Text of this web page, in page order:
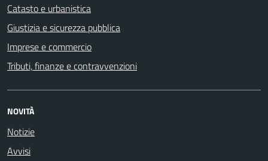
Catasto e urbanistica
Giustizia e sicurezza pubblica
Imprese e commercio
Tributi, finanze e contravvenzioni
NOVITÀ
Notizie
Avvisi